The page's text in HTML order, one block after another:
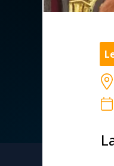
Mes intentions de